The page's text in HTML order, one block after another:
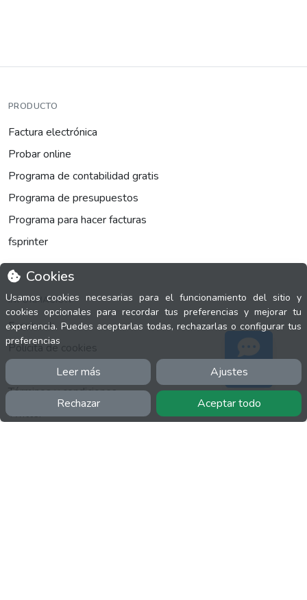
Cookies
Usamos cookies necesarias para el funcionamiento del sitio y
cookies opcionales para recordar tus preferencias y mejorar tu
experiencia. Puedes aceptarlas todas, rechazarlas o configurar tus
preferencias
Leer más Ajustes
Rechazar Aceptar todo
PRODUCTO
Factura electrónica
Probar online
Programa de contabilidad gratis
Programa de presupuestos
Programa para hacer facturas
fsprinter
INFORMACIÓN
Facebook
Polícita de cookies
Política de privacidad
Términos y condiciones
Twitter
Soporte